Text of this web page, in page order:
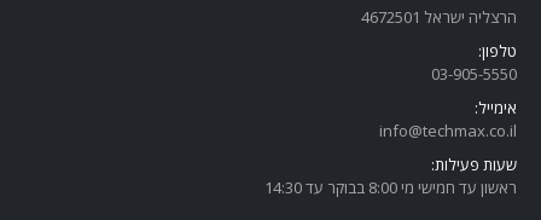
הרצליה ישראל 4672501
טלפון:
03-905-5550
אימייל:
info@techmax.co.il
שעות פעילות:
ראשון עד חמישי מי 8:00 בבוקר עד 14:30